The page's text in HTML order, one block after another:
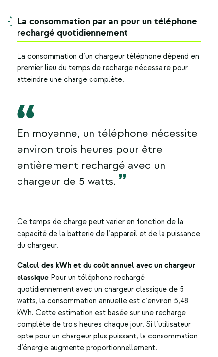
La consommation par an pour un téléphone
rechargé quotidiennement
La consommation d’un chargeur téléphone dépend en
premier lieu du temps de recharge nécessaire pour
atteindre une charge complète.
En moyenne, un téléphone nécessite
environ trois heures pour être
entièrement rechargé avec un
chargeur de 5 watts.
Ce temps de charge peut varier en fonction de la
capacité de la batterie de l’appareil et de la puissance
du chargeur.
Calcul des kWh et du coût annuel avec un chargeur
classique Pour un téléphone rechargé
quotidiennement avec un chargeur classique de 5
watts, la consommation annuelle est d’environ 5,48
kWh. Cette estimation est basée sur une recharge
complète de trois heures chaque jour. Si l’utilisateur
opte pour un chargeur plus puissant, la consommation
d’énergie augmente proportionnellement.